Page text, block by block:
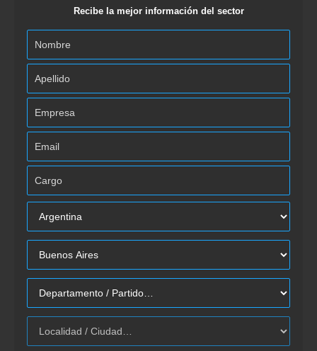
Recibe la mejor información del sector